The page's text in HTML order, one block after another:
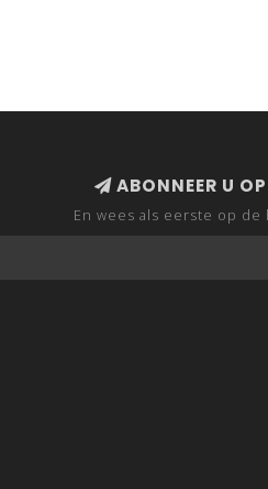
ABONNEER U
En wees als eerste op